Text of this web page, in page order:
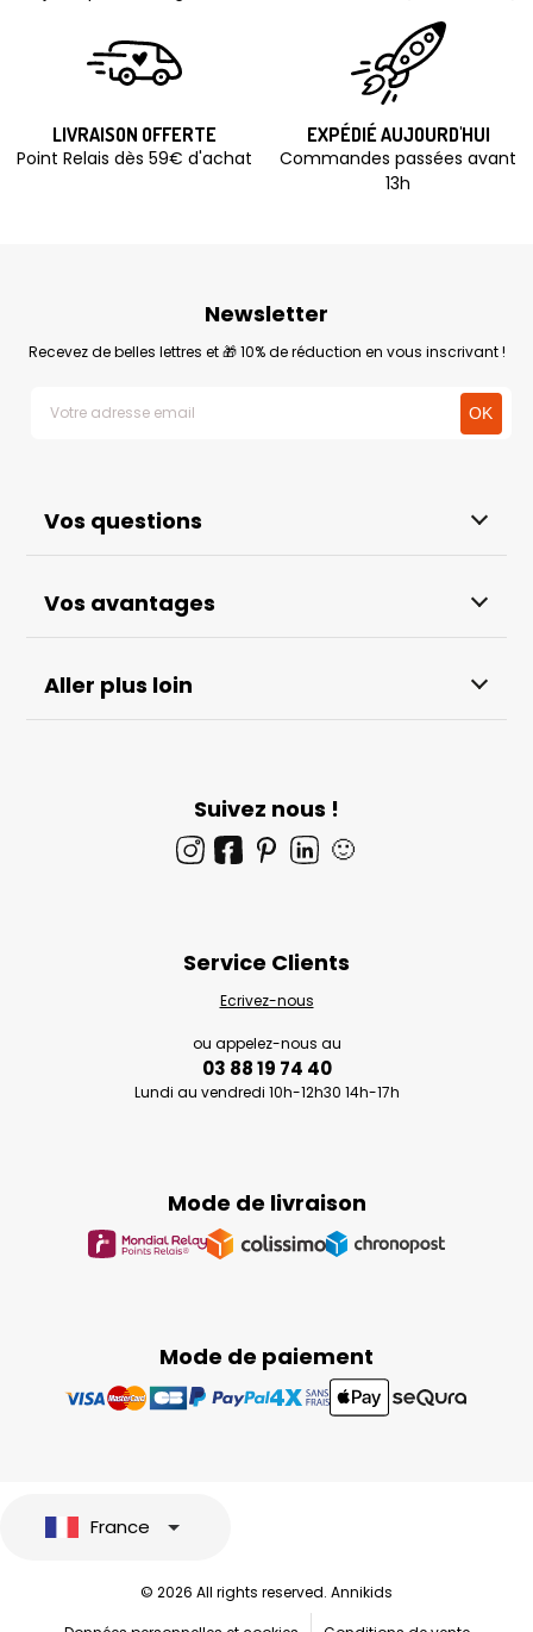
LIVRAISON OFFERTE
Point Relais dès 59€ d'achat
EXPÉDIÉ AUJOURD'HUI
Commandes passées avant
13h
Vos questions
Vos avantages
Aller plus loin
Newsletter
Recevez de belles lettres et 🎁 10% de réduction en vous inscrivant !
Suivez nous !
🙂
Mode de paiement
Mode de livraison
Service Clients
Ecrivez-nous
ou appelez-nous au
03 88 19 74 40
Lundi au vendredi 10h-12h30 14h-17h
France
© 2026 All rights reserved. Annikids